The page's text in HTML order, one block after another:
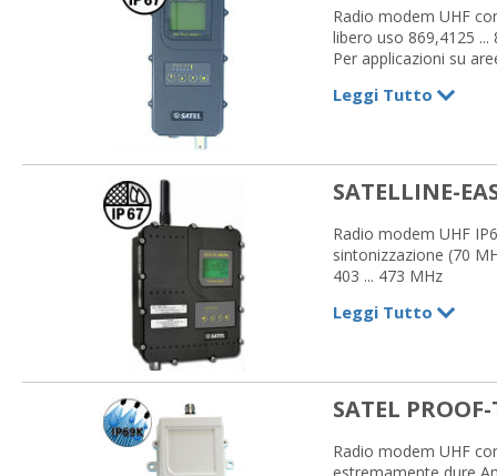
Radio modem UHF
libero uso 869,4125 ...
Per applicazioni su
RS-232
Leggi Tutto
SATELLINE-
Radio modem UHF
sintonizzazione (70
403 ... 473 MHz
Potenza max 35 W
Leggi Tutto
SATEL
Radio modem UHF